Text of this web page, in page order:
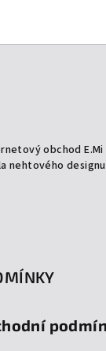
obchod E.Mi
nehtového designu